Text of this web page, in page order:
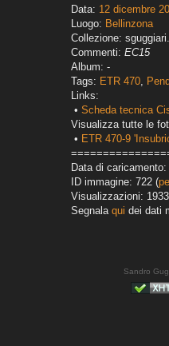
Data: 12 dicembre
Luogo: Bellinzona
Collezione:
Commenti: EC15
Album: -
Tags: ETR 470,
Links:
• Scheda tecnica
Visualizza tutte le
• ETR 470-9
Data di caricamento:
ID immagine: 722 (
Visualizzazioni: 1933
Segnala qui dei dati
Sandro